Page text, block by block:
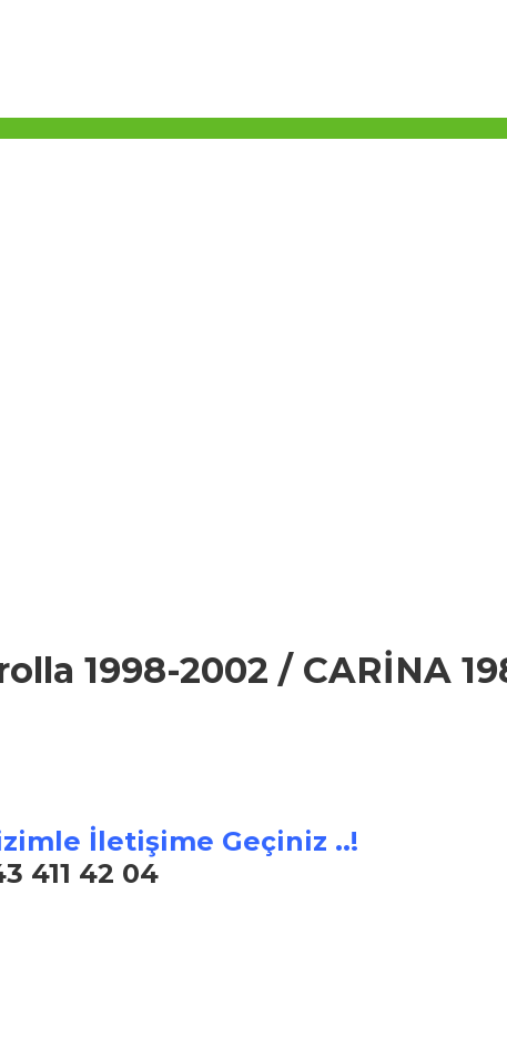
1998-2002 / CARİNA
İletişime Geçiniz ..!
411 42 04